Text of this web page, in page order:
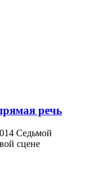
речь
Седьмой
сцене